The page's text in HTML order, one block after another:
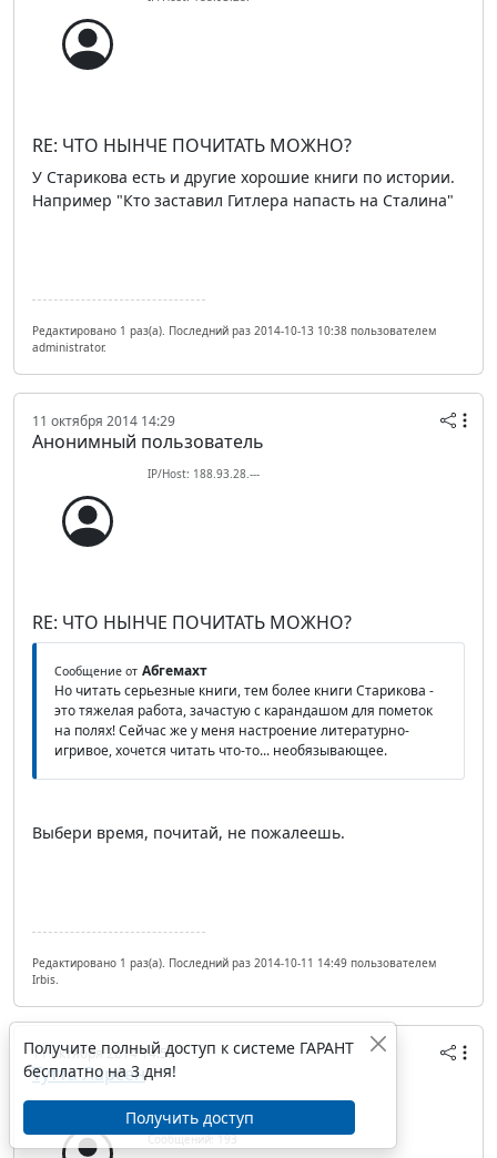
RE: ЧТО НЫНЧЕ ПОЧИТАТЬ МОЖНО?
У Старикова есть и другие хорошие книги по истории.
Например "Кто заставил Гитлера напасть на Сталина"
Редактировано 1 раз(а). Последний раз 2014-10-13 10:38 пользователем
administrator.
11 октября 2014 14:29
Анонимный пользователь
IP/Host: 188.93.28.---
RE: ЧТО НЫНЧЕ ПОЧИТАТЬ МОЖНО?
Сообщение от Абгемахт
Но читать серьезные книги, тем более книги Старикова -
это тяжелая работа, зачастую с карандашом для пометок
на полях! Сейчас же у меня настроение литературно-
игривое, хочется читать что-то... необязывающее.
Выбери время, почитай, не пожалеешь.
Редактировано 1 раз(а). Последний раз 2014-10-11 14:49 пользователем
Irbis.
11 октября 2014 14:59
Тутта Ларсен
Дата регистрации: 08.03.2009
Сообщений: 193
Получите полный доступ к системе ГАРАНТ
бесплатно на 3 дня!
Получить доступ